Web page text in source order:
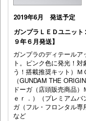
2019年6月 発送予定
ガンプラＬＥＤユニッ
９年６月発送】
ガンプラのディテール
ト。ピンク色に発光！
う！搭載推奨キット）
（GUNDAM THE
ドーガ（店頭販売商品
ｅｒ．）（プレミアム
ガ（フル・フロンタル専
など